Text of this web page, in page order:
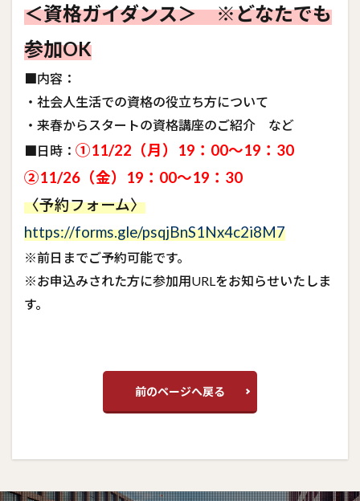
＜資格ガイダンス＞ ※どなたでも
参加OK
■内容：
・社会人生活での資格の役立ち方について
・来春からスタートの資格講座のご紹介 など
■日時： ①11/22（月）19：00～19：30
②11/26（金）19：00～19：30
〈予約フォーム〉
https://forms.gle/psqjBnS1Nx4c2i8M7
※前日までご予約可能です。
※お申込みされた方に参加用URLをお知らせいたしま
す。
前のページへ戻る